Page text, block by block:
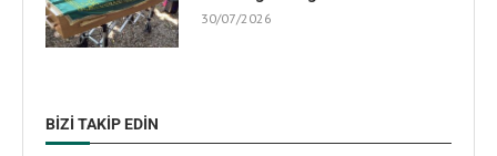
30/07/2026
BIZI TAKIP EDIN